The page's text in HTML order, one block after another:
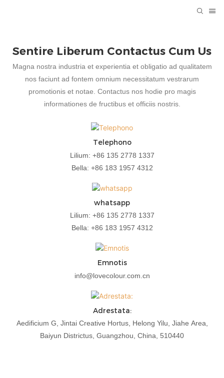
Sentire Liberum Contactus Cum Us
Magna nostra industria et experientia et obligatio ad qualitatem
nos faciunt ad fontem omnium necessitatum vestrarum
promotionis et notae. Contactus nos hodie pro magis
informationes de fructibus et officiis nostris.
Telephono
Lilium: +86 135 2778 1337
Bella: +86 183 1957 4312
whatsapp
Lilium: +86 135 2778 1337
Bella: +86 183 1957 4312
Emnotis
info@lovecolour.com.cn
Adrestata:
Aedificium G, Jintai Creative Hortus, Helong Yilu, Jiahe Area,
Baiyun Districtus, Guangzhou, China, 510440